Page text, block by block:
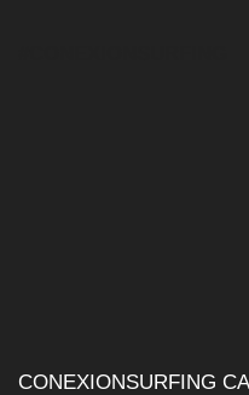
CONEXIONSURFING